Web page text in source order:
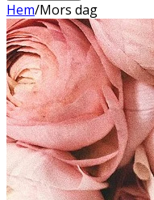
Hem/Mors dag